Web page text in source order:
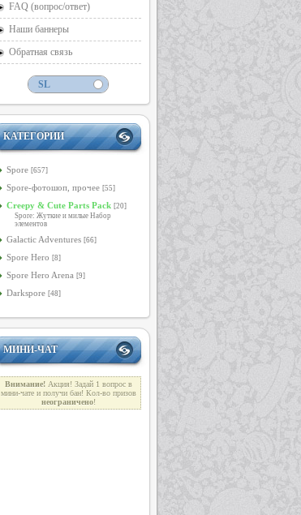
FAQ (вопрос/ответ)
Наши баннеры
Обратная связь
КАТЕГОРИИ
Spore [657]
Spore-фотошоп, прочее [55]
Creepy & Cute Parts Pack [20]
Spore: Жуткие и милые Набор
элементов
Galactic Adventures [66]
Spore Hero [8]
Spore Hero Arena [9]
Darkspore [48]
МИНИ-ЧАТ
Внимание!Акция! Задай 1 вопрос в
мини-чате и получи бан! Кол-во призов
неограничено!